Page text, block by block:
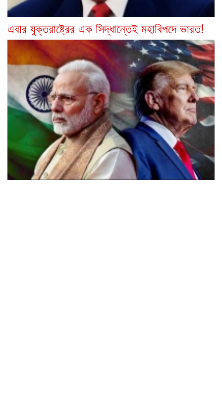
এবার যুক্তরাষ্ট্রের এক সিদ্ধান্তেই মহাবিপদে ভারত!